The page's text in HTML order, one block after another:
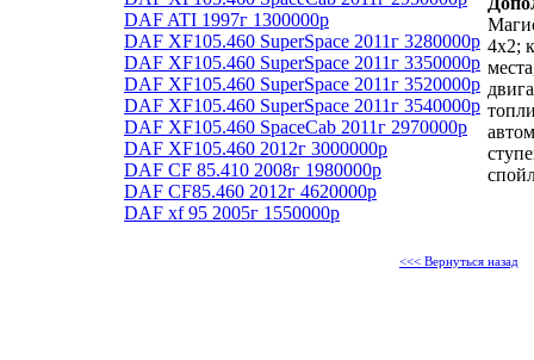
DAF ATI 1997г 1300000р
DAF XF105.460 SuperSpace 2011г 3280000р
DAF XF105.460 SuperSpace 2011г 3350000р
DAF XF105.460 SuperSpace 2011г 3520000р
DAF XF105.460 SuperSpace 2011г 3540000р
DAF XF105.460 SpaceCab 2011г 2970000р
DAF XF105.460 2012г 3000000р
DAF CF 85.410 2008г 1980000р
DAF CF85.460 2012г 4620000р
DAF xf 95 2005г 1550000р
4х2;
<<< Вернуться назад